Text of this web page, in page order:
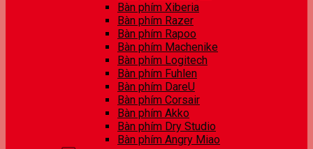
Bàn phím Xiberia
Bàn phím Razer
Bàn phím Rapoo
Bàn phím Machenike
Bàn phím Logitech
Bàn phím Fuhlen
Bàn phím DareU
Bàn phím Corsair
Bàn phím Akko
Bàn phím Dry Studio
Bàn phím Angry Miao